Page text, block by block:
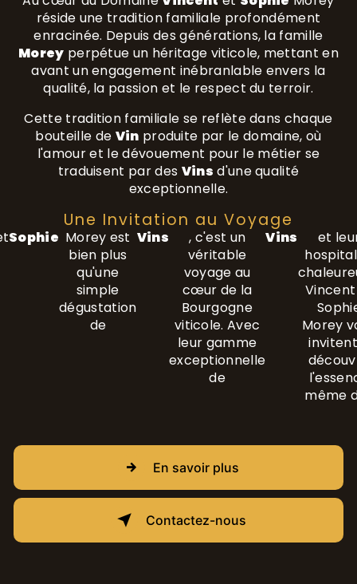
réside une tradition familiale profondément
enracinée. Depuis des générations, la famille
Morey perpétue un héritage viticole, mettant en
avant un engagement inébranlable envers la
qualité, la passion et le respect du terroir.
Cette tradition familiale se reflète dans chaque
bouteille de Vin produite par le domaine, où
l'amour et le dévouement pour le métier se
traduisent par des Vins d'une qualité
exceptionnelle.
Une Invitation au Voyage
Sophie Morey est
bien plus
qu'une
simple
dégustation
de
Vins
, c'est un
véritable
voyage au
cœur de la
Bourgogne
viticole. Avec
leur gamme
exceptionnelle
de
Vins
et
Morey
même
En savoir plus
Contactez-nous